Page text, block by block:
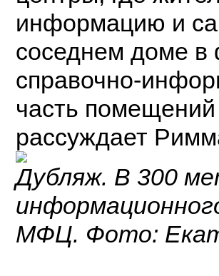
информацию и
соседнем доме
справочно-
часть
рассуждает
Дубляж. В 300
МФЦ. Фото: